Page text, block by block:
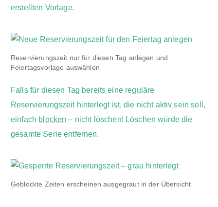
erstellten Vorlage.
Reservierungszeit nur für diesen Tag anlegen und
Feiertagsvorlage auswählen
Falls für diesen Tag bereits eine reguläre
Reservierungszeit hinterlegt ist, die nicht aktiv sein soll,
einfach blocken – nicht löschen! Löschen würde die
gesamte Serie entfernen.
Geblockte Zeiten erscheinen ausgegraut in der Übersicht